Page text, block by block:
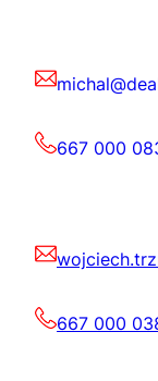
667 000
667 000